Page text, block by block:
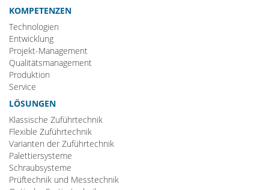
KOMPETENZEN
Technologien
Entwicklung
Projekt-Management
Qualitätsmanagement
Produktion
Service
LÖSUNGEN
Klassische Zuführtechnik
Flexible Zuführtechnik
Varianten der Zuführtechnik
Palettiersysteme
Schraubsysteme
Prüftechnik und Messtechnik